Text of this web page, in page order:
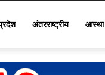
अंतरराष्ट्रीय आस्था